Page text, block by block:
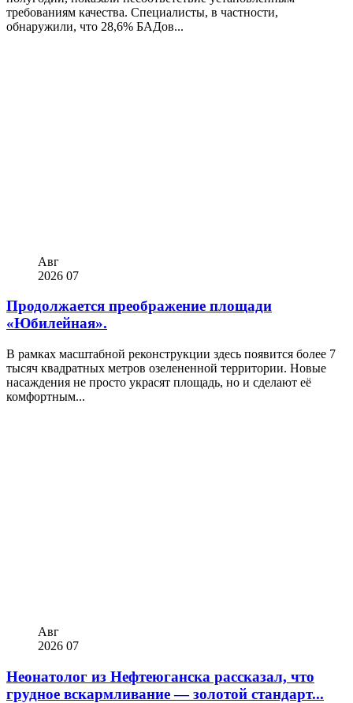
требованиям качества. Специалисты, в частности,
обнаружили, что 28,6% БАДов...
Авг
2026 07
Продолжается преображение площади
«Юбилейная».
В рамках масштабной реконструкции здесь появится более 7
тысяч квадратных метров озелененной территории. Новые
насаждения не просто украсят площадь, но и сделают её
комфортным...
Авг
2026 07
Неонатолог из Нефтеюганска рассказал, что
грудное вскармливание — золотой стандарт...